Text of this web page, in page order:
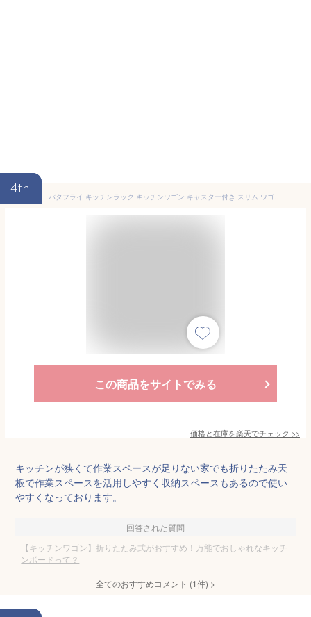
4th
バタフライ キッチンラック キッチンワゴン キャスター付き スリム ワゴン バタフライワゴン キッチン 収納 作業台 レンジ台 ラック 炊飯器 キッチン収納 伸縮 折りたたみ 天板付き バタフライ 小さい おしゃれ 北欧 シンプル 4段
この商品をサイトでみる
価格と在庫を楽天でチェック >>
キッチンが狭くて作業スペースが足りない家でも折りたたみ天
板で作業スペースを活用しやすく収納スペースもあるので使い
やすくなっております。
回答された質問
【キッチンワゴン】折りたたみ式がおすすめ！万能でおしゃれなキッチ
ンボードって？
全てのおすすめコメント (1件) >